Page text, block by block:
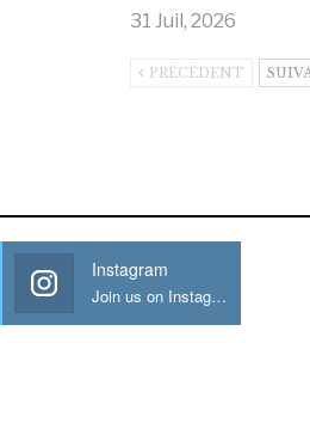
31 Juil, 2026
PRÉCÉDENT
Instagram
Join us on Instagram